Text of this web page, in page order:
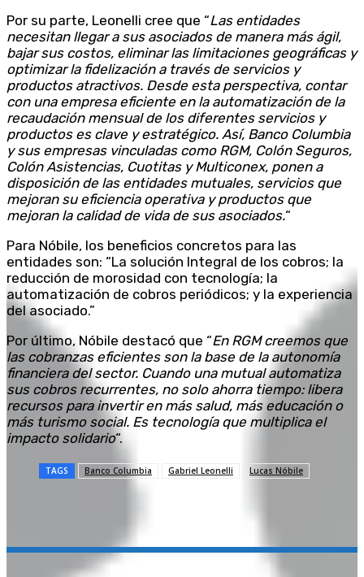
Por su parte, Leonelli cree que “Las entidades
necesitan llegar a sus asociados de manera más ágil,
bajar sus costos, eliminar las limitaciones geográficas y
optimizar la fidelización a través de servicios y
productos atractivos. Desde esta perspectiva, contar
con una empresa eficiente en la automatización de la
recaudación mensual de los diferentes servicios y
productos es clave y estratégico. Así, Banco Columbia
y sus empresas vinculadas como RGM, Colón Seguros,
Colón Asistencias, Cuotitas y Multiconex, ponen a
disposición de las entidades mutuales, servicios que
mejoran su eficiencia operativa y productos que
mejoran la calidad de vida de sus asociados.“
Para Nóbile, los beneficios concretos para las
entidades son: “La solución Integral de los cobros; la
reducción de morosidad con tecnología; la
automatización de cobros periódicos; y la experiencia
del asociado.”
Por último, Nóbile destacó que “En RGM creemos que
las cobranzas eficientes son la base de la autonomía
financiera del sector. Cuando una mutual automatiza
sus cobros recurrentes, no solo ahorra tiempo: libera
recursos para invertir en más salud, más educación o
más turismo social. Es tecnología que multiplica el
impacto solidario“.
TAGS Banco Columbia Gabriel Leonelli Lucas Nóbile